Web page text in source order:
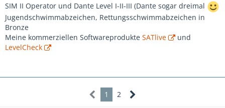
SIM II Operator und Dante Level I-II-III (Dante sogar dreimal
Jugendschwimmabzeichen, Rettungsschwimmabzeichen in
Bronze
Meine kommerziellen Softwareprodukte SATlive
und
LevelCheck
1 2